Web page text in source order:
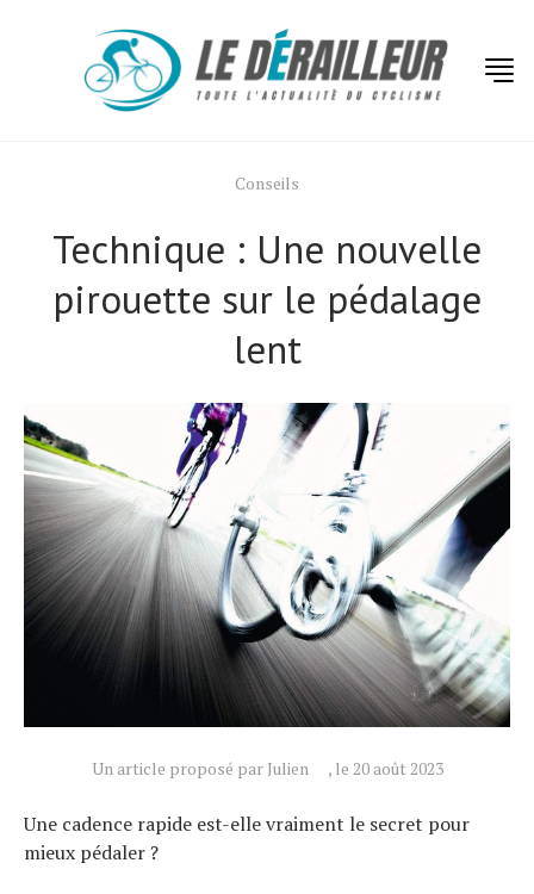
Conseils
Technique : Une nouvelle
pirouette sur le pédalage
lent
Un article proposé par Julien , le 20 août 2023
Une cadence rapide est-elle vraiment le secret pour
mieux pédaler ?